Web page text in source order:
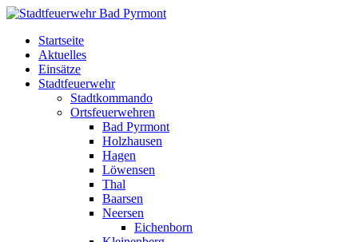
Startseite
Aktuelles
Einsätze
Stadtfeuerwehr
Stadtkommando
Ortsfeuerwehren
Bad Pyrmont
Holzhausen
Hagen
Löwensen
Thal
Baarsen
Neersen
Eichenborn